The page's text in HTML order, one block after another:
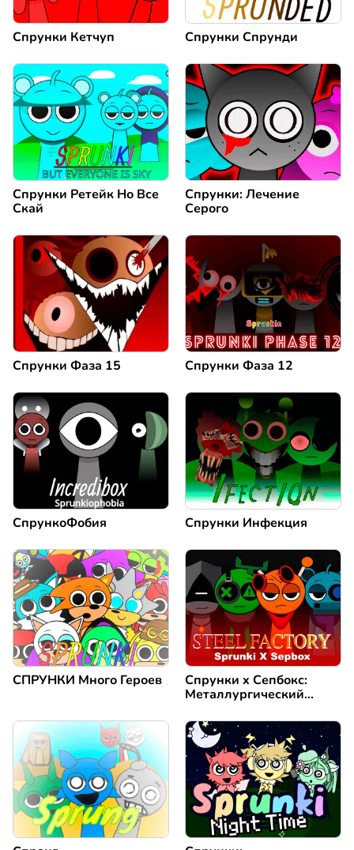
Спрунки Кетчуп Спрунки Спрунди
Спрунки Ретейк Но Все
Скай
Спрунки: Лечение
Серого
Спрунки Фаза 15 Спрунки Фаза 12
СпрункоФобия Спрунки Инфекция
СПРУНКИ Много Героев
Спрунки x Сепбокс:
Металлургический